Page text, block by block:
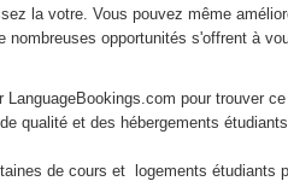
la votre. Vous pouvez même
nombreuses opportunités s'offrent à
LanguageBookings.com pour trouver
qualité et des hébergements
de cours et logements étudiants